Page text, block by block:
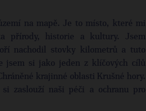
na mapě. Je to místo, které mi
přírody, historie a kultury. Jsem
nachodil stovky kilometrů a tuto
jsem si jako jeden z klíčových cílů
krajinné oblasti Krušné hory.
zaslouží naši péči a ochranu pro